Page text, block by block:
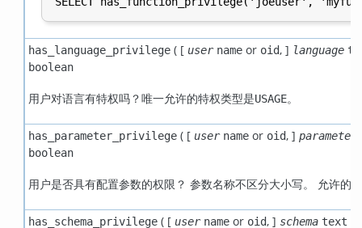
has_language_privilege( [ user nameor oid, ] language
boolean
用户对语言有特权吗？唯一允许的特权类型是USAGE。
has_parameter_privilege( [ user nameor oid, ] parameter
boolean
用户是否具有配置参数的权限？ 参数名称不区分大小写。 允许的
has_schema_privilege( [ user nameor oid, ] schema text